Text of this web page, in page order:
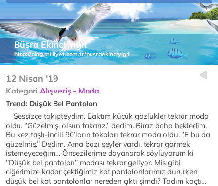
Büşra Ekinci Yiğit
http://blog.milliyet.com.tr/busraekinciyigit
12 Nisan '19
Kategori Alışveriş - Moda
Trend: Düşük Bel Pantolon
Sessizce takipteydim. Baktım küçük gözlükler tekrar moda
oldu. ‘’Güzelmiş, olsun takarız.’’ dedim. Biraz daha bekledim.
Bu kez taşlı-incili 90’ların tokaları tekrar moda oldu. ‘’E bu da
güzelmiş.’’ Dedim. Ama bazı şeyler vardı, tekrar görmek
istemeyeceğim… Önsezilerime dayanarak söylüyorum ki
‘’Düşük bel pantolon’’ modası tekrar geliyor. Mis gibi
ciğerimize kadar çektiğimiz kot pantolonlarımız dururken
düşük bel kot pantolonlar nereden çıktı şimdi? Tadım kaçtı…